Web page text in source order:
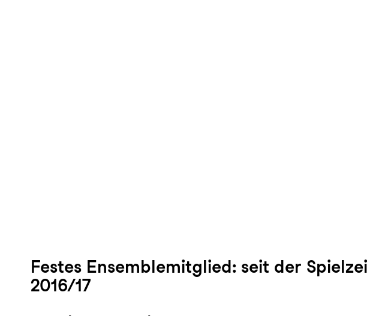
Festes Ensemblemitglied: seit der
2016/17